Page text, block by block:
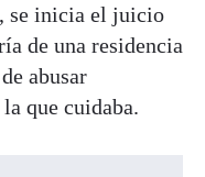
se inicia el juicio
de una residencia
abusar
que cuidaba.